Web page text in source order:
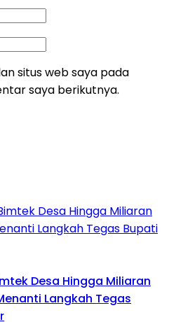
situs web saya pada
saya berikutnya.
Desa Hingga Miliaran
Langkah Tegas